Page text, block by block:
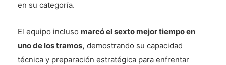
en su categoría.
El equipo incluso marcó el sexto mejor tiempo en
uno de los tramos, demostrando su capacidad
técnica y preparación estratégica para enfrentar